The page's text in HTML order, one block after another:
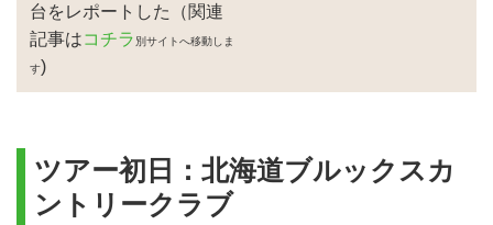
台をレポートした（関連
記事はコチラ 別サイトへ移動しま
す)
ツアー初日：北海道ブルックスカ
ントリークラブ